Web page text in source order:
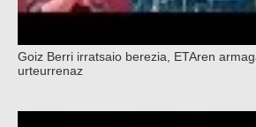
Goiz Berri irratsaio berezia, ETAren
urteurrenaz